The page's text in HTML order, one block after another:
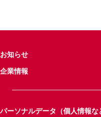
お知らせ
企業情報
パーソナルデータ（個人情報な